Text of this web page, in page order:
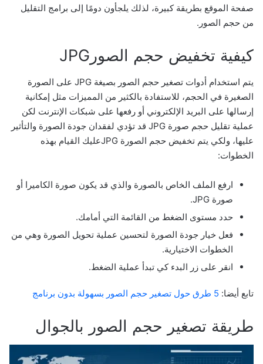
صفحة الموقع بطريقة كبيرة، لذلك يلجأون دومًا إلى برامج التقليل
من حجم الصور.
كيفية تخفيض حجم الصور JPG
يتم استخدام أدوات تصغير حجم الصور بصيغة JPG على الصورة
الصغيرة في الحجم، للاستفادة بالكثير من المميزات مثل إمكانية
إرسالها على البريد الإلكتروني أو رفعها على شبكات الإنترنت لكن
عملية تقليل حجم صورة JPG قد تؤدي لفقدان جودة الصورة والتأثير
عليها، ولكي يتم تخفيض حجم الصورة JPGعليك القيام بهذه
الخطوات:
ارفع الملف الخاص بالصورة والذي قد يكون صورة الكاميرا أو
صورة JPG.
حدد مستوى الضغط من القائمة التي أمامك.
فعل خيار جودة الصورة لتحسين عملية تحويل الصورة وهي من
الخطوات الاختيارية.
انقر على زر البدء كي تبدأ عملية الضغط.
تابع أيضا: 5 طرق حول تصغير حجم الصور بسهولة بدون برنامج
طريقة تصغير حجم الصور بالجوال